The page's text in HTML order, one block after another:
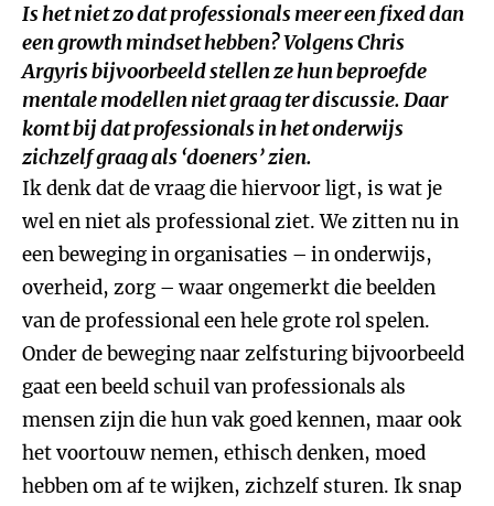
Is het niet zo dat professionals meer eenfixeddan
eengrowthmindset hebben? Volgens Chris
Argyris bijvoorbeeld stellen ze hun beproefde
mentale modellen niet graag ter discussie. Daar
komt bij dat professionals in het onderwijs
zichzelf graag als ‘doeners’ zien.
Ik denk dat de vraag die hiervoor ligt, is wat je
wel en niet als professional ziet. We zitten nu in
een beweging in organisaties – in onderwijs,
overheid, zorg – waar ongemerkt die beelden
van de professional een hele grote rol spelen.
Onder de beweging naar zelfsturing bijvoorbeeld
gaat een beeld schuil van professionals als
mensen zijn die hun vak goed kennen, maar ook
het voortouw nemen, ethisch denken, moed
hebben om af te wijken, zichzelf sturen. Ik snap